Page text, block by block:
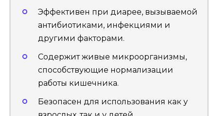
Эффективен при диарее, вызываемой
антибиотиками, инфекциями и
другими факторами.
Содержит живые микроорганизмы,
способствующие нормализации
работы кишечника.
Безопасен для использования как у